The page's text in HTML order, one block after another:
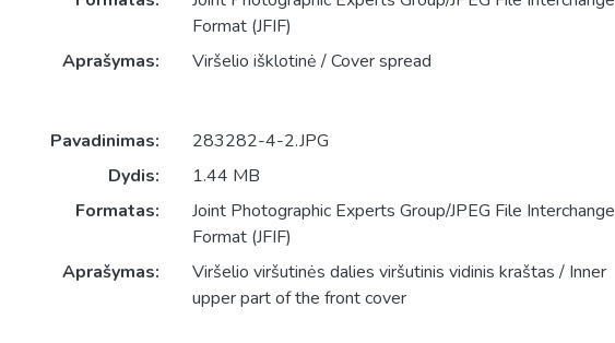
Format (JFIF)
Aprašymas:
Viršelio išklotinė / Cover spread
Pavadinimas:
283282-4-2.JPG
Dydis:
1.44 MB
Formatas:
Joint Photographic Experts Group/JPEG File Interchange
Format (JFIF)
Aprašymas:
Viršelio viršutinės dalies viršutinis vidinis kraštas / Inner
upper part of the front cover